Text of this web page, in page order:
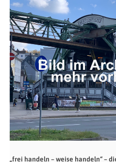
„frei handeln – weise handeln“ –